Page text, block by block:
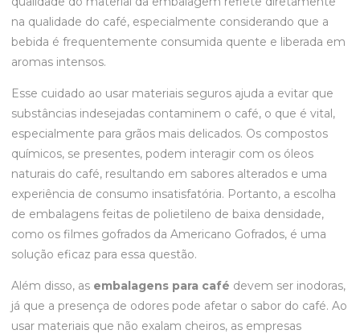
na qualidade do café, especialmente considerando que a
bebida é frequentemente consumida quente e liberada em
aromas intensos.
Esse cuidado ao usar materiais seguros ajuda a evitar que
substâncias indesejadas contaminem o café, o que é vital,
especialmente para grãos mais delicados. Os compostos
químicos, se presentes, podem interagir com os óleos
naturais do café, resultando em sabores alterados e uma
experiência de consumo insatisfatória. Portanto, a escolha
de embalagens feitas de polietileno de baixa densidade,
como os filmes gofrados da Americano Gofrados, é uma
solução eficaz para essa questão.
Além disso, as embalagens para café devem ser inodoras,
já que a presença de odores pode afetar o sabor do café. Ao
usar materiais que não exalam cheiros, as empresas